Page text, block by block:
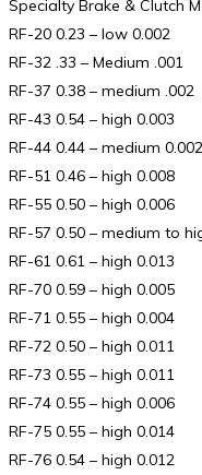
Specialty Brake & Clutch
RF-20 0.23 – low 0.002
RF-32 .33 – Medium .001
RF-37 0.38 – medium .002
RF-43 0.54 – high 0.003
RF-44 0.44 – medium 0.002
RF-51 0.46 – high 0.008
RF-55 0.50 – high 0.006
RF-57 0.50 – medium to
RF-61 0.61 – high 0.013
RF-70 0.59 – high 0.005
RF-71 0.55 – high 0.004
RF-72 0.50 – high 0.011
RF-73 0.55 – high 0.011
RF-74 0.55 – high 0.006
RF-75 0.55 – high 0.014
RF-76 0.54 – high 0.012